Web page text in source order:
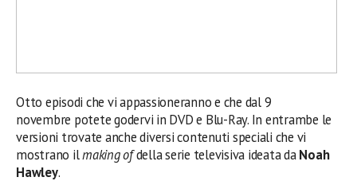
Otto episodi che vi appassioneranno e che dal 9
novembre potete godervi in DVD e Blu-Ray. In entrambe le
versioni trovate anche diversi contenuti speciali che vi
mostrano ilmaking ofdella serie televisiva ideata daNoah
Hawley.